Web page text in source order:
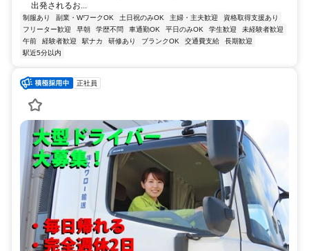
出発されるお...
制服あり 副業・WワークOK 土日祝のみOK 主婦・主夫歓迎
資格取得支援あり
フリーター歓迎
早朝 学歴不問 車通勤OK 平日のみOK 学生歓迎
未経験者歓迎
午前
経験者歓迎 駅ナカ 研修あり ブランクOK 交通費支給
長期歓迎
駅近5分以内
正社員